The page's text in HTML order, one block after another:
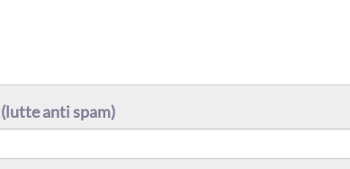
(lutte anti spam)